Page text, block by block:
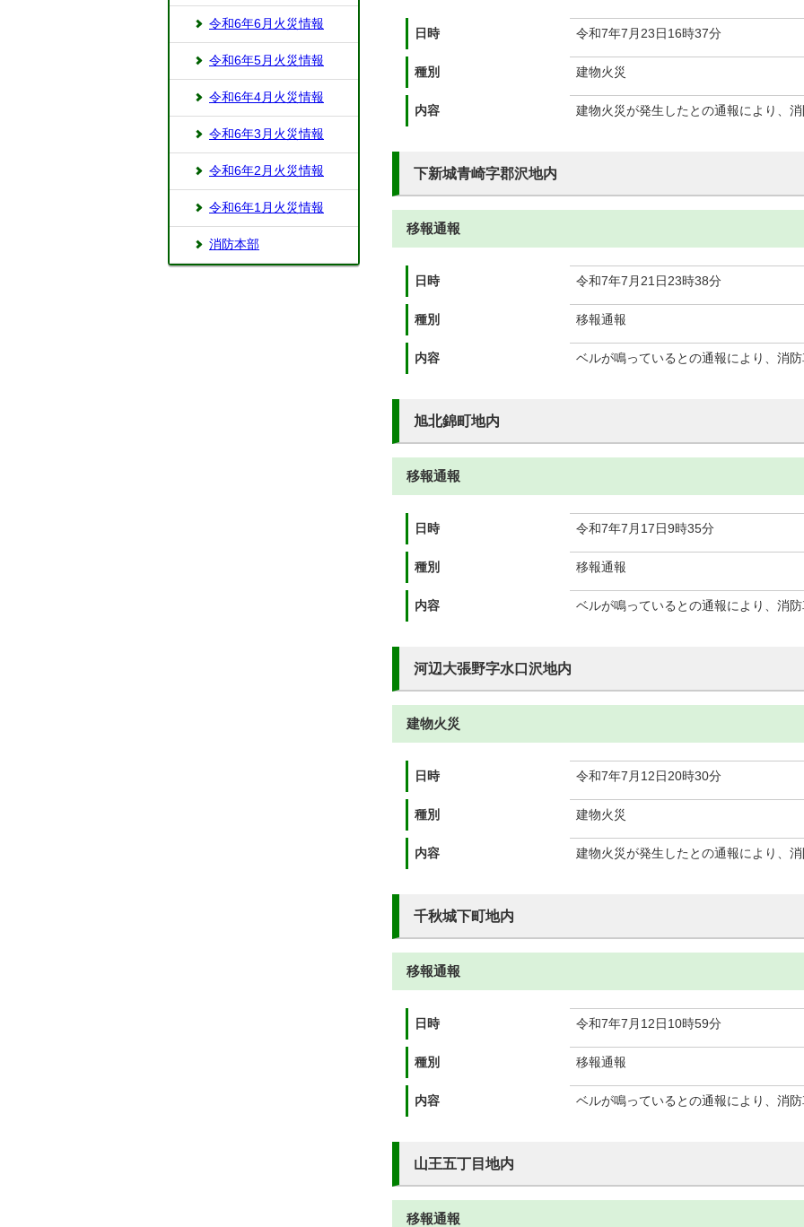
日時 令和7年7月23日16時37分
種別 建物火災
内容 建物火災が発生したとの通報により、消
下新城青崎字郡沢地内
移報通報
日時 令和7年7月21日23時38分
種別 移報通報
内容 ベルが鳴っているとの通報により、消防
旭北錦町地内
移報通報
日時 令和7年7月17日9時35分
種別 移報通報
内容 ベルが鳴っているとの通報により、消防
河辺大張野字水口沢地内
建物火災
日時 令和7年7月12日20時30分
種別 建物火災
内容 建物火災が発生したとの通報により、消
千秋城下町地内
移報通報
日時 令和7年7月12日10時59分
種別 移報通報
内容 ベルが鳴っているとの通報により、消防
山王五丁目地内
移報通報
令和6年6月火災情報
令和6年5月火災情報
令和6年4月火災情報
令和6年3月火災情報
令和6年2月火災情報
令和6年1月火災情報
消防本部